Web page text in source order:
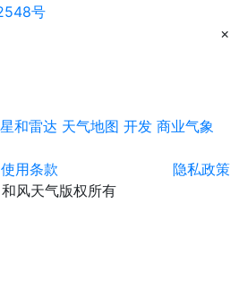
号
×
和雷达 天气地图 开发 商业气象
使用条款
隐私政策
风天气版权所有